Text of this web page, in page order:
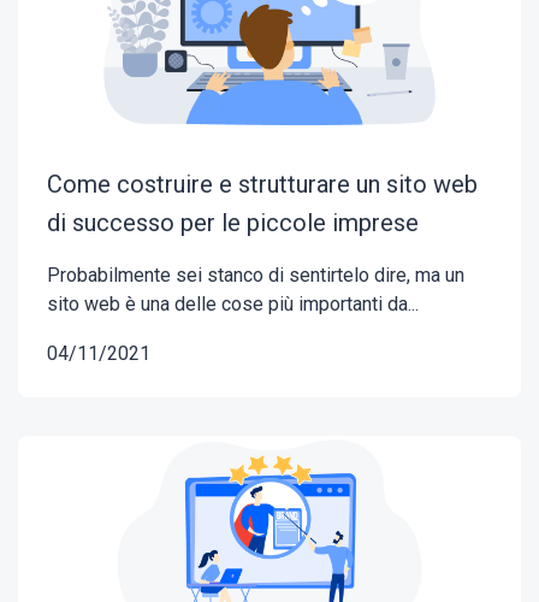
Come costruire e strutturare un sito web
di successo per le piccole imprese
Probabilmente sei stanco di sentirtelo dire, ma un
sito web è una delle cose più importanti da...
04/11/2021